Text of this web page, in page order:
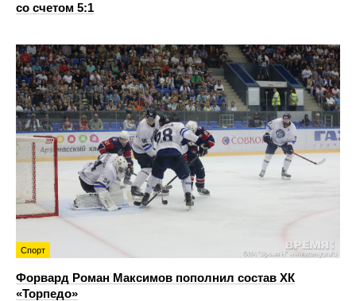
со счетом 5:1
Спорт
Форвард Роман Максимов пополнил состав ХК
«Торпедо»